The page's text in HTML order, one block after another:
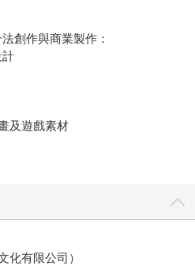
創作與商業製作：
及遊戲素材
化有限公司）